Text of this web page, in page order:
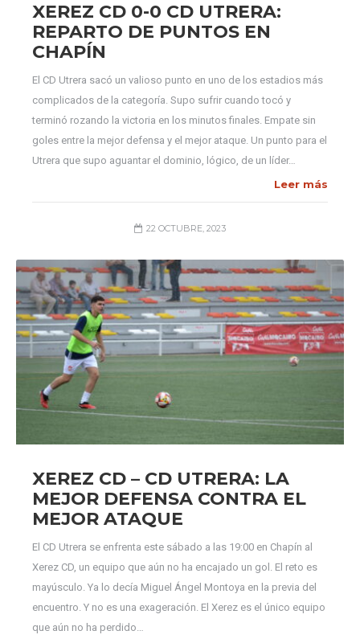
XEREZ CD 0-0 CD UTRERA:
REPARTO DE PUNTOS EN
CHAPÍN
El CD Utrera sacó un valioso punto en uno de los estadios más
complicados de la categoría. Supo sufrir cuando tocó y
terminó rozando la victoria en los minutos finales. Empate sin
goles entre la mejor defensa y el mejor ataque. Un punto para el
Utrera que supo aguantar el dominio, lógico, de un líder…
Leer más
22 OCTUBRE, 2023
XEREZ CD – CD UTRERA: LA
MEJOR DEFENSA CONTRA EL
MEJOR ATAQUE
El CD Utrera se enfrenta este sábado a las 19:00 en Chapín al
Xerez CD, un equipo que aún no ha encajado un gol. El reto es
mayúsculo. Ya lo decía Miguel Ángel Montoya en la previa del
encuentro. Y no es una exageración. El Xerez es el único equipo
que aún no ha perdido…